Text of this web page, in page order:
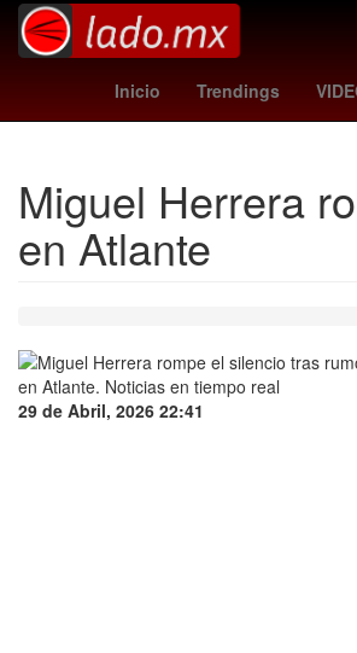
Inicio Trendings
Selección de baloncesto de
Miguel Herrera
en Atlante
29 de Abril, 2026 22:41